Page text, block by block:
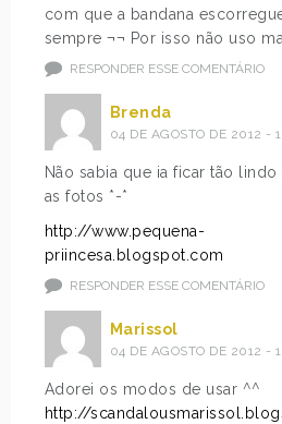
com que a bandana
sempre ¬¬ Por isso não uso
RESPONDER ESSE COMENTÁRIO
Brenda
04 DE AGOSTO DE 2012 -
Não sabia que ia ficar tão lindo
as fotos *-*
http://www.pequena-
priincesa.blogspot.com
RESPONDER ESSE COMENTÁRIO
Marissol
04 DE AGOSTO DE 2012 -
Adorei os modos de usar ^^
http://